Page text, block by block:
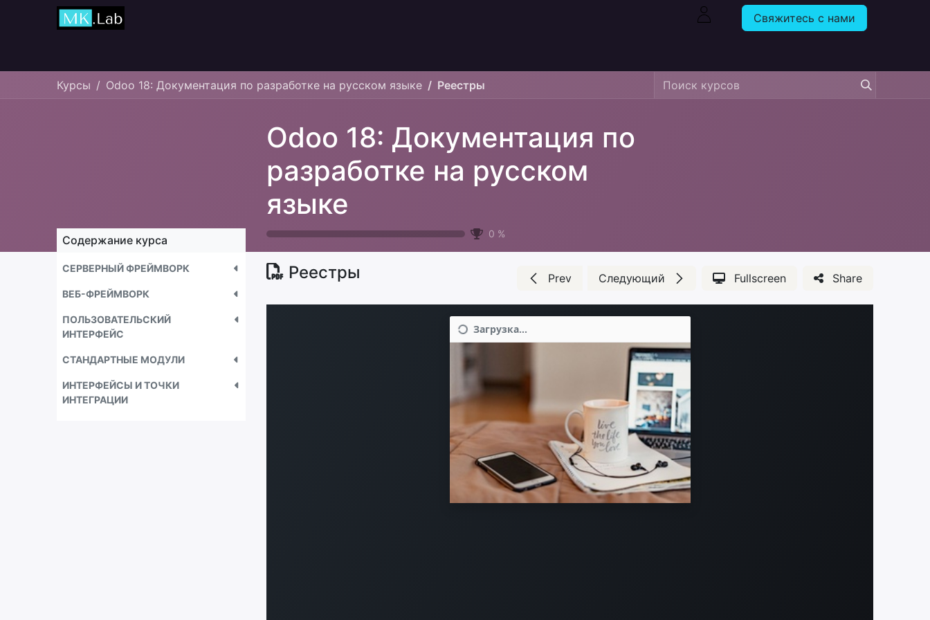
Свяжитесь с нами
Курсы Odoo 18: Документация по разработке на русском языке Реестры
Odoo 18: Документация по
разработке на русском
языке
0 %
Содержание курса
СЕРВЕРНЫЙ ФРЕЙМВОРК
ВЕБ-ФРЕЙМВОРК
ПОЛЬЗОВАТЕЛЬСКИЙ
ИНТЕРФЕЙС
СТАНДАРТНЫЕ МОДУЛИ
ИНТЕРФЕЙСЫ И ТОЧКИ
ИНТЕГРАЦИИ
Реестры Prev Следующий Fullscreen Share